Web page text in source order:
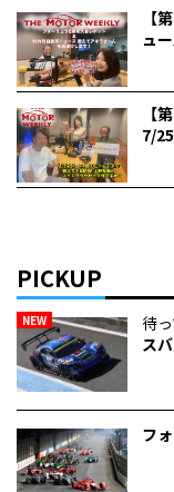
【
ュ
【
7/
PICKUP
NEW
待
ス
フ